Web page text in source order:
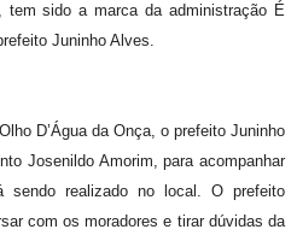
tem sido a marca da administração É
Juninho Alves.
D’Água da Onça, o prefeito Juninho
Josenildo Amorim, para acompanhar
sendo realizado no local. O prefeito
com os moradores e tirar dúvidas da